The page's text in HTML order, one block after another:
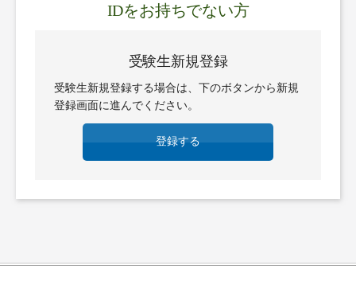
IDをお持ちでない方
受験生新規登録
受験生新規登録する場合は、下のボタンから新規
登録画面に進んでください。
登録する